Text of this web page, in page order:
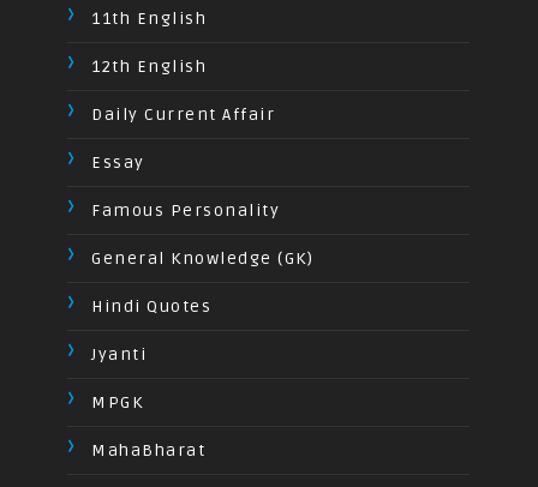
11th English
12th English
Daily Current Affair
Essay
Famous Personality
General Knowledge (GK)
Hindi Quotes
Jyanti
MPGK
MahaBharat